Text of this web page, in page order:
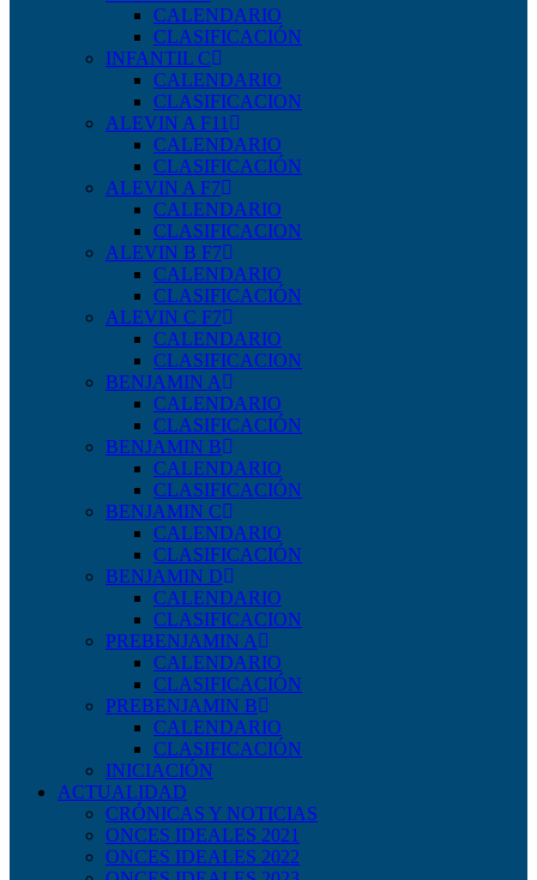
CALENDARIO
CLASIFICACIÓN
INFANTIL C
CALENDARIO
CLASIFICACION
ALEVIN A F11
CALENDARIO
CLASIFICACIÓN
ALEVIN A F7
CALENDARIO
CLASIFICACION
ALEVIN B F7
CALENDARIO
CLASIFICACIÓN
ALEVIN C F7
CALENDARIO
CLASIFICACION
BENJAMIN A
CALENDARIO
CLASIFICACIÓN
BENJAMIN B
CALENDARIO
CLASIFICACIÓN
BENJAMIN C
CALENDARIO
CLASIFICACIÓN
BENJAMIN D
CALENDARIO
CLASIFICACION
PREBENJAMIN A
CALENDARIO
CLASIFICACIÓN
PREBENJAMIN B
CALENDARIO
CLASIFICACIÓN
INICIACIÓN
ACTUALIDAD
CRÓNICAS Y NOTICIAS
ONCES IDEALES 2021
ONCES IDEALES 2022